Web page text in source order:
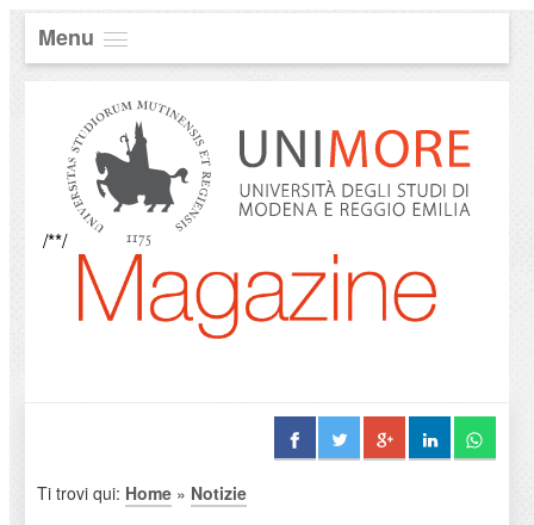
Menu
/**/
Ti trovi qui: Home» Notizie